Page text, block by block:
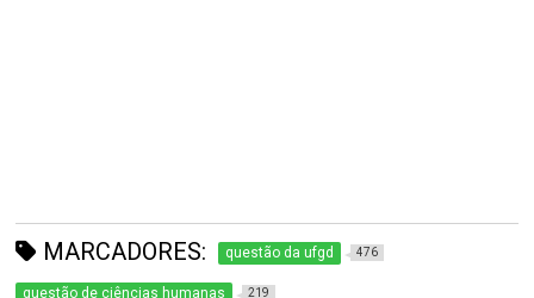
MARCADORES: questão da ufgd 476
questão de ciências humanas 219